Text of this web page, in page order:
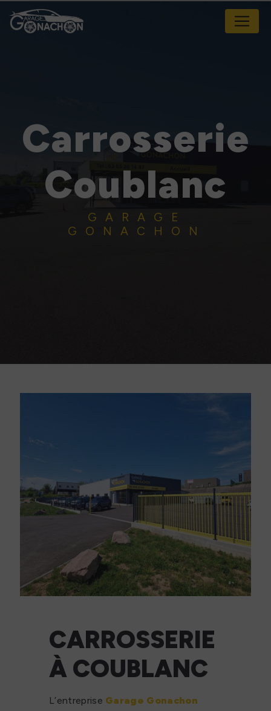
Carrosserie
Coublanc
GARAGE
GONACHON
CARROSSERIE
À COUBLANC
L’entreprise Garage Gonachon
Panneau de gestion des cookies